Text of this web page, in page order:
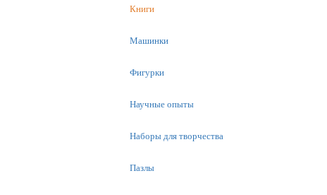
Книги
Машинки
Фигурки
Научные опыты
Наборы для творчества
Пазлы